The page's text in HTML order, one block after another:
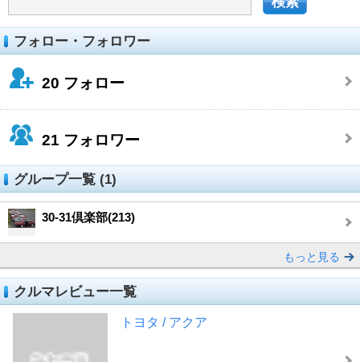
フォロー・フォロワー
20 フォロー
21 フォロワー
グループ一覧 (1)
30-31倶楽部(213)
もっと見る
クルマレビュー一覧
トヨタ / アクア